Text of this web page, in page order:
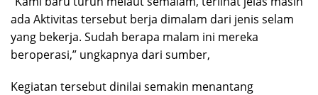
ada Aktivitas tersebut berja dimalam dari jenis selam
yang bekerja. Sudah berapa malam ini mereka
beroperasi,” ungkapnya dari sumber,
Kegiatan tersebut dinilai semakin menantang